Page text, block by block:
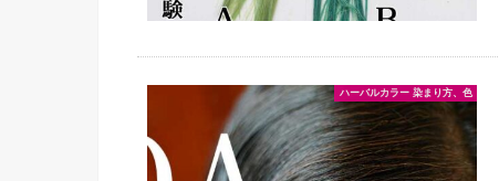
ハーバルカラー 染まり方、色